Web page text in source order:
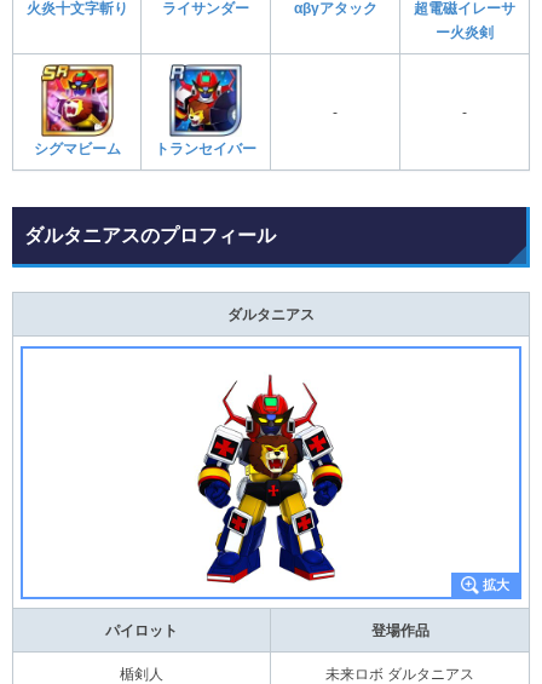
火炎十文字斬り ライサンダー αβγアタック
超電磁イレーサ
ー火炎剣
シグマビーム トランセイバー
- -
ダルタニアスのプロフィール
ダルタニアス
パイロット 登場作品
楯剣人 未来ロボ ダルタニアス